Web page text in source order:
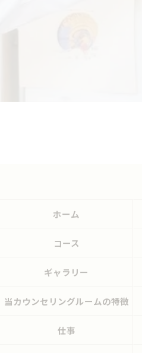
ホーム
コース
ギャラリー
当カウンセリングルームの特徴
仕事